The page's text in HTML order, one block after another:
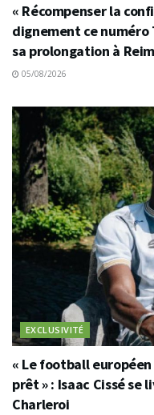
« Récompenser la
dignement ce numéro
sa prolongation à
05/08/2026
EXCLUSIVITÉ
« Le football
prêt » : Isaac Cissé se
Charleroi